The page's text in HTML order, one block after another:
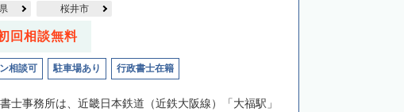
桜井市
回相談無料
相談可 駐車場あり 行政書士在籍
士事務所は、近畿日本鉄道（近鉄大阪線）「大福駅」